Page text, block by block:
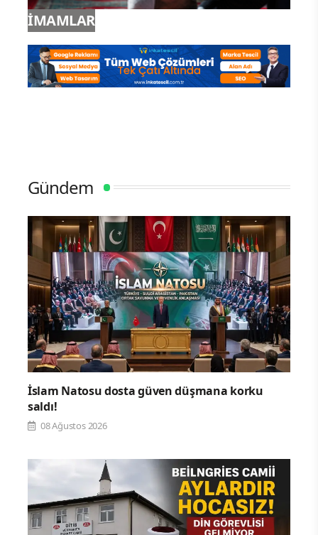
İMAMLAR
Gündem
İslam Natosu dosta güven düşmana korku
saldı!
08 Ağustos 2026